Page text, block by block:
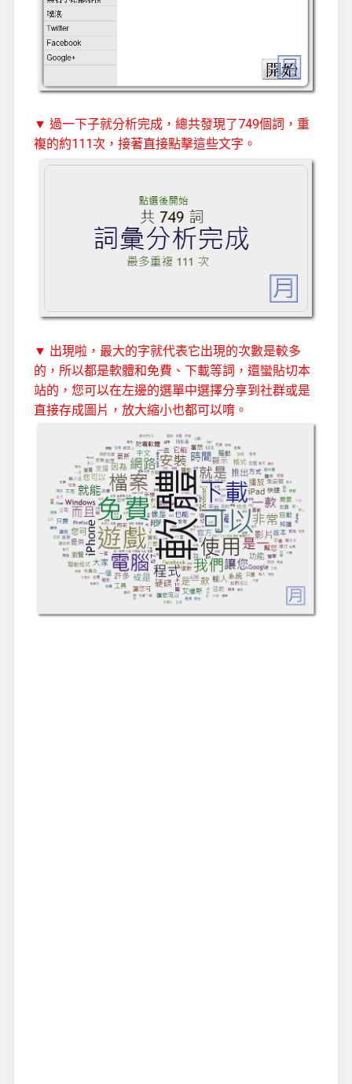
▼ 過一下子就分析完成，總共發現了749個詞，重
複的約111次，接著直接點擊這些文字。
▼ 出現啦，最大的字就代表它出現的次數是較多
的，所以都是軟體和免費、下載等詞，還蠻貼切本
站的，您可以在左邊的選單中選擇分享到社群或是
直接存成圖片，放大縮小也都可以唷。